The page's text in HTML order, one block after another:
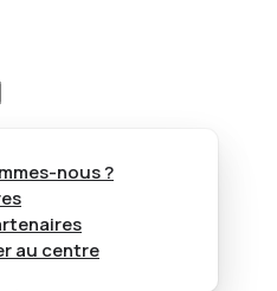
nous ?
au centre